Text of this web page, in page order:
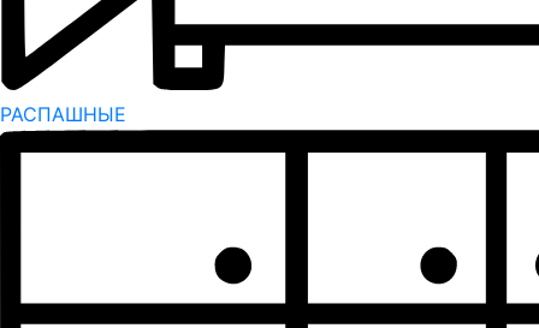
РАСПАШНЫЕ